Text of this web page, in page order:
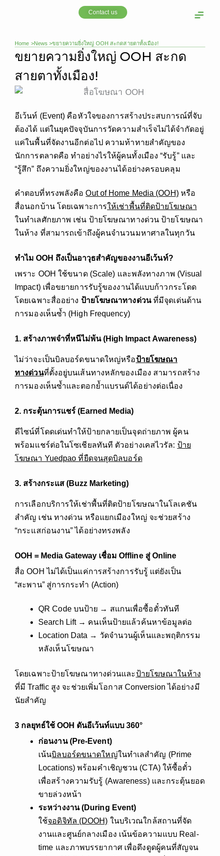
Contact us
Home >News >ขยายความยิ่งใหญ่ OOH สะกดสายตาทั้งเมือง!
ขยายความยิ่งใหญ่ OOH สะกด
สายตาทั้งเมือง!
อีเว้นท์ (Event) คือหัวใจของการสร้างประสบการณ์ที่จับ
ต้องได้ แต่ในยุคปัจจุบันการวัดความสำเร็จไม่ได้จำกัดอยู่
แค่ในพื้นที่จัดงานอีกต่อไป ความท้าทายสำคัญของ
นักการตลาดคือ ทำอย่างไรให้ผู้คนทั้งเมือง “รับรู้” และ
“รู้สึก” ถึงความยิ่งใหญ่ของงานได้อย่างครอบคลุม
คำตอบที่ทรงพลังคือOut of Home Media (OOH)หรือ
สื่อนอกบ้าน โดยเฉพาะการให้เช่าพื้นที่ติดป้ายโฆษณา
ในทำเลศักยภาพ เช่น ป้ายโฆษณาทางด่วน ป้ายโฆษณา
ในห้าง ที่สามารถเข้าถึงผู้คนจำนวนมหาศาลในทุกวัน
ทำไมOOH ถึงเป็นอาวุธสำคัญของงานอีเว้นท์?
เพราะ OOH ใช้ขนาด (Scale) และพลังทางภาพ (Visual
Impact) เพื่อขยายการรับรู้ของงานได้แบบก้าวกระโดด
โดยเฉพาะสื่ออย่าง ป้ายโฆษณาทางด่วนที่มีจุดเด่นด้าน
การมองเห็นซ้ำ (High Frequency)
1. สร้างภาพจำที่หนีไม่พ้น (High Impact Awareness)
ไม่ว่าจะเป็นบิลบอร์ดขนาดใหญ่หรือป้ายโฆษณา
ทางด่วนที่ตั้งอยู่บนเส้นทางหลักของเมือง สามารถสร้าง
การมองเห็นซ้ำและตอกย้ำแบรนด์ได้อย่างต่อเนื่อง
2. กระตุ้นการแชร์ (Earned Media)
ดีไซน์ที่โดดเด่นทำให้ป้ายกลายเป็นจุดถ่ายภาพ ผู้คน
พร้อมแชร์ต่อในโซเชียลทันที ตัวอย่างเคสไวรัล: ป้าย
โฆษณา Yuedpao ที่ยืดจนสุดบิลบอร์ด
3. สร้างกระแส (Buzz Marketing)
การเลือกบริการให้เช่าพื้นที่ติดป้ายโฆษณาในโลเคชัน
สำคัญ เช่น ทางด่วน หรือแยกเมืองใหญ่ จะช่วยสร้าง
“กระแสก่อนงาน” ได้อย่างทรงพลัง
OOH = Media Gateway เชื่อม Offline สู่ Online
สื่อ OOH ไม่ได้เป็นแค่การสร้างการรับรู้ แต่ยังเป็น
“สะพาน” สู่การกระทำ (Action)
QR Code บนป้าย → สแกนเพื่อซื้อตั๋วทันที
Search Lift → คนเห็นป้ายแล้วค้นหาข้อมูลต่อ
Location Data → วัดจำนวนผู้เห็นและพฤติกรรม
หลังเห็นโฆษณา
โดยเฉพาะป้ายโฆษณาทางด่วนและป้ายโฆษณาในห้าง
ที่มี Traffic สูง จะช่วยเพิ่มโอกาส Conversion ได้อย่างมี
นัยสำคัญ
3 กลยุทธ์ใช้OOH ดันอีเว้นท์แบบ 360°
ก่อนงาน (Pre-Event)
เน้นบิลบอร์ดขนาดใหญ่ในทำเลสำคัญ (Prime
Locations) พร้อมคำเชิญชวน (CTA) ให้ซื้อตั๋ว
เพื่อสร้างความรับรู้ (Awareness) และกระตุ้นยอด
ขายล่วงหน้า
ระหว่างงาน (During Event)
ใช้จอดิจิทัล (DOOH) ในบริเวณใกล้สถานที่จัด
งานและศูนย์กลางเมือง เน้นข้อความแบบ Real-
time และภาพบรรยากาศ เพื่อดึงดูดผู้คนที่สัญจน